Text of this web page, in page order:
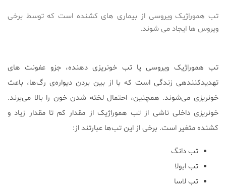
تب هموراژیک ویروسی از بیماری های کشنده است که توسط برخی
ویروس ها ایجاد می شوند.
تب هموراژیک ویروسی یا تب خونریزی دهنده، جزو عفونت های
تهدیدکننده‎ی زندگی است که با از بین بردن دیواره‌‎ی رگ‌ها، باعث
خونریزی می‌شوند. همچنین، احتمال لخته شدن خون را بالا می‌برند.
خونریزی داخلی ناشی از تب هموراژیک از مقدار کم تا مقدار زیاد و
کشنده متغیر است. برخی از این تب‌ها عبارتند از:
تب دانگ
تب ابولا
تب لاسا